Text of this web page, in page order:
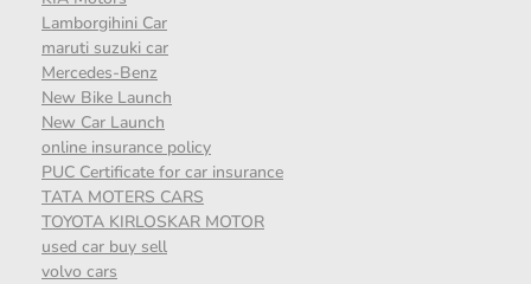
Lamborgihini Car
maruti suzuki car
Mercedes-Benz
New Bike Launch
New Car Launch
online insurance policy
PUC Certificate for car insurance
TATA MOTERS CARS
TOYOTA KIRLOSKAR MOTOR
used car buy sell
volvo cars